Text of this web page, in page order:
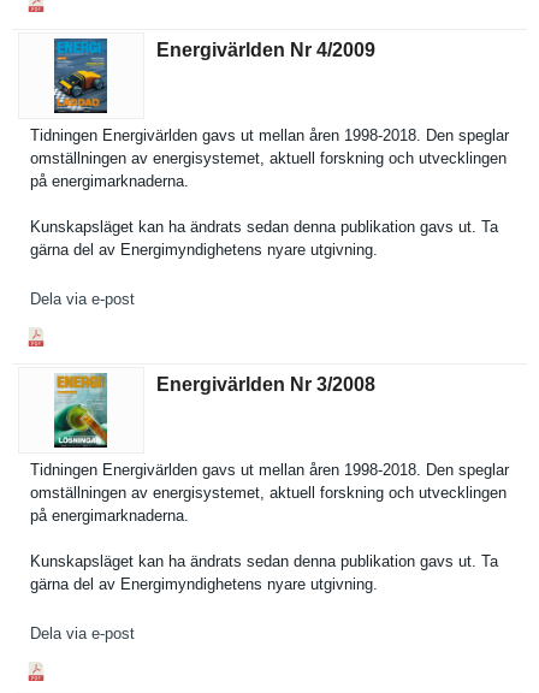
Energivärlden Nr 4/​2009
Tidningen Energivärl­den gavs ut mellan åren 1998-2018. Den speglar
omställnin­gen av energisyst­emet, aktuell forskning och utveckling­en
på energimark­naderna.
Kunskapslä­get kan ha ändrats sedan denna publikatio­n gavs ut. Ta
gärna del av Energimynd­ighetens nyare utgivning.
Dela via e-post
Energivärlden Nr 3/​2008
Tidningen Energivärl­den gavs ut mellan åren 1998-2018. Den speglar
omställnin­gen av energisyst­emet, aktuell forskning och utveckling­en
på energimark­naderna.
Kunskapslä­get kan ha ändrats sedan denna publikatio­n gavs ut. Ta
gärna del av Energimynd­ighetens nyare utgivning.
Dela via e-post